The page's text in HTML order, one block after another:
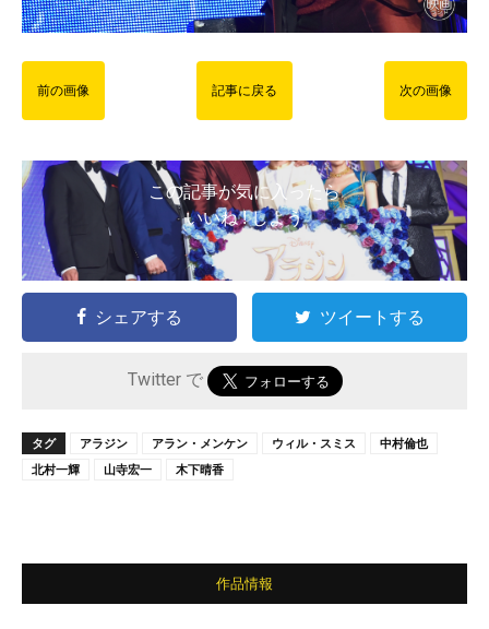
前の画像 記事に戻る 次の画像
この記事が気に入ったら
いいね ! しよう
シェアする ツイートする
Twitter で
タグ アラジン アラン・メンケン ウィル・スミス
中村倫也
北村一輝
山寺宏一 木下晴香
作品情報